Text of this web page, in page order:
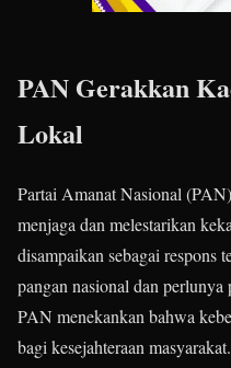
PAN Gerakkan
Lokal
Partai Amanat Nasional
menjaga dan melestarikan
disampaikan sebagai respons
pangan nasional dan
PAN menekankan bahwa
bagi kesejahteraan masyarakat.